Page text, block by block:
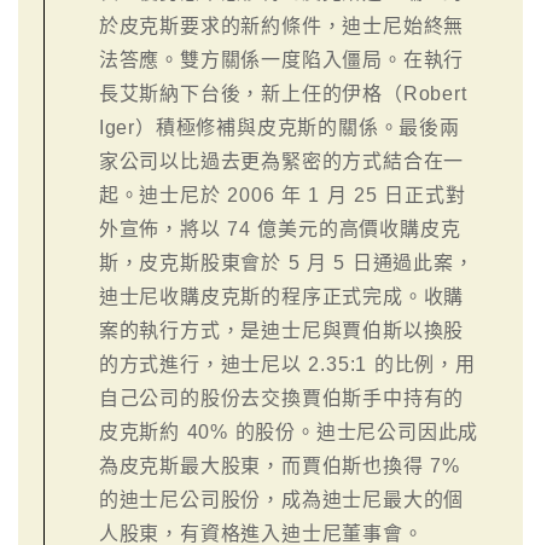
於皮克斯要求的新約條件，迪士尼始終無
法答應。雙方關係一度陷入僵局。在執行
長艾斯納下台後，新上任的伊格（Robert
Iger）積極修補與皮克斯的關係。最後兩
家公司以比過去更為緊密的方式結合在一
起。迪士尼於 2006 年 1 月 25 日正式對
外宣佈，將以 74 億美元的高價收購皮克
斯，皮克斯股東會於 5 月 5 日通過此案，
迪士尼收購皮克斯的程序正式完成。收購
案的執行方式，是迪士尼與賈伯斯以換股
的方式進行，迪士尼以 2.35:1 的比例，用
自己公司的股份去交換賈伯斯手中持有的
皮克斯約 40% 的股份。迪士尼公司因此成
為皮克斯最大股東，而賈伯斯也換得 7%
的迪士尼公司股份，成為迪士尼最大的個
人股東，有資格進入迪士尼董事會。